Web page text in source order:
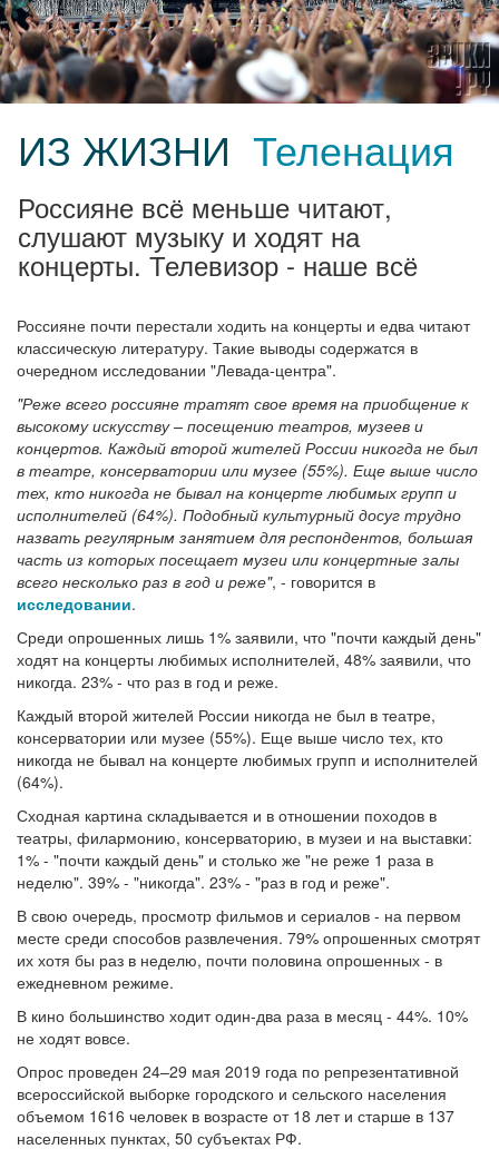
ИЗ ЖИЗНИ Теленация
Россияне всё меньше читают,
слушают музыку и ходят на
концерты. Телевизор - наше всё
Россияне почти перестали ходить на концерты и едва читают
классическую литературу. Такие выводы содержатся в
очередном исследовании "Левада-центра".
"Реже всего россияне тратят свое время на приобщение к
высокому искусству – посещению театров, музеев и
концертов. Каждый второй жителей России никогда не был
в театре, консерватории или музее (55%). Еще выше число
тех, кто никогда не бывал на концерте любимых групп и
исполнителей (64%). Подобный культурный досуг трудно
назвать регулярным занятием для респондентов, большая
часть из которых посещает музеи или концертные залы
всего несколько раз в год и реже", - говорится в
исследовании.
Среди опрошенных лишь 1% заявили, что "почти каждый день"
ходят на концерты любимых исполнителей, 48% заявили, что
никогда. 23% - что раз в год и реже.
Каждый второй жителей России никогда не был в театре,
консерватории или музее (55%). Еще выше число тех, кто
никогда не бывал на концерте любимых групп и исполнителей
(64%).
Сходная картина складывается и в отношении походов в
театры, филармонию, консерваторию, в музеи и на выставки:
1% - "почти каждый день" и столько же "не реже 1 раза в
неделю". 39% - "никогда". 23% - "раз в год и реже".
В свою очередь, просмотр фильмов и сериалов - на первом
месте среди способов развлечения. 79% опрошенных смотрят
их хотя бы раз в неделю, почти половина опрошенных - в
ежедневном режиме.
В кино большинство ходит один-два раза в месяц - 44%. 10%
не ходят вовсе.
Опрос проведен 24–29 мая 2019 года по репрезентативной
всероссийской выборке городского и сельского населения
объемом 1616 человек в возрасте от 18 лет и старше в 137
населенных пунктах, 50 субъектах РФ.